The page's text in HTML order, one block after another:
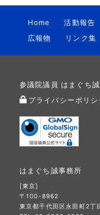
Home 活動報告
広報物
リンク集
参議院議員 はまぐち誠
プライバシーポリシ
はまぐち誠事務所
[東京]
〒100-8962
東京都千代田区永田町2丁